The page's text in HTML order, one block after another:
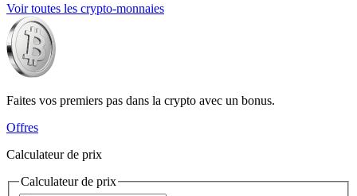
Voir toutes les crypto-monnaies
Faites vos premiers pas dans la crypto avec un bonus.
Offres
Calculateur de prix
Calculateur de prix